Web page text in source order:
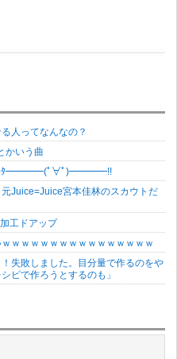
人ってなんなの？
かいう曲
真ｷﾀ━━━━(ﾟ∀ﾟ)━━━━!!
Juice=Juice宮本佳林のスカウトだ
工ドアップ
ｗｗｗｗｗｗｗｗｗｗｗｗｗｗｗ
失敗しました。目分量で作るのをや
ピで作ろうとするのも」